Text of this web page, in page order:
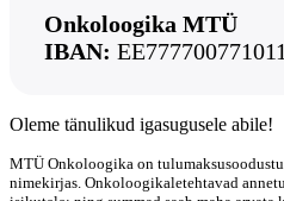
Onkoloogika MTÜ
IBAN:
Oleme tänulikud igasugusele abile!
MTÜ Onkoloogika on
nimekirjas. Onkoloogikaletehtavad